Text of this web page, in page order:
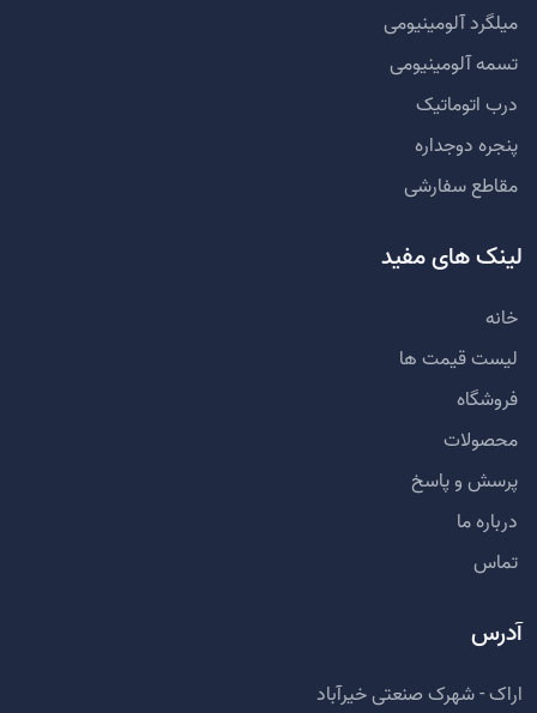
میلگرد آلومینیومی
تسمه آلومینیومی
درب اتوماتیک
پنجره دوجداره
مقاطع سفارشی
لینک های مفید
خانه
لیست قیمت ها
فروشگاه
محصولات
پرسش و پاسخ
درباره ما
تماس
آدرس
اراک - شهرک صنعتی خیرآباد